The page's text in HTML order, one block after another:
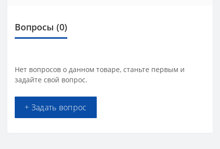
Вопросы (0)
Нет вопросов о данном товаре, станьте первым и
задайте свой вопрос.
+ Задать вопрос